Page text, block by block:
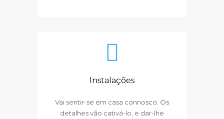
Instalações
Vai sentir-se em casa connosco. Os
detalhes vão cativá-lo, e dar-lhe